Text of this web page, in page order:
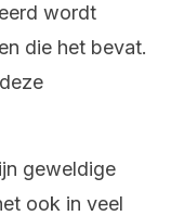
wordt
die het bevat.
geweldige
ook in veel